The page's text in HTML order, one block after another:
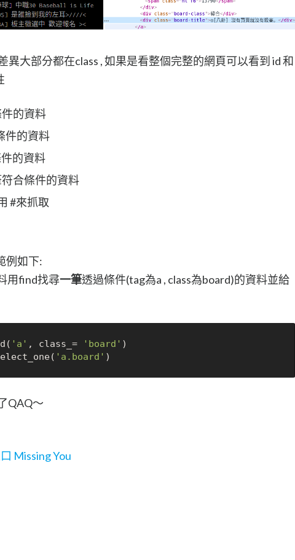
異大部分都在class , 如果是看整個完整的網頁可以看到 id 和
的資料
件的資料
的資料
合條件的資料
#來抓取
例如下:
用find找尋一筆透過條件(tag為a , class為board)的資料並給
'a' , class_= 'board' )
'a.board'
QAQ～
Missing You